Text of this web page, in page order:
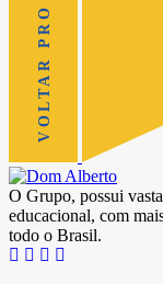
VOLTAR PRO TOPO
O Grupo, possui
educacional, com
todo o Brasil.